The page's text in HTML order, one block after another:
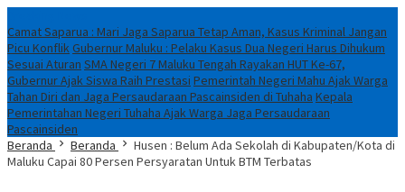
Camat Saparua : Mari Jaga Saparua Tetap Aman, Kasus Kriminal Jangan
Picu KonflikGubernur Maluku : Pelaku Kasus Dua Negeri Harus Dihukum
Sesuai Aturan SMA Negeri 7 Maluku Tengah Rayakan HUT Ke-67,
Gubernur Ajak Siswa Raih Prestasi Pemerintah Negeri Mahu Ajak Warga
Tahan Diri dan Jaga Persaudaraan Pascainsiden di Tuhaha Kepala
Pemerintahan Negeri Tuhaha Ajak Warga Jaga Persaudaraan
Pascainsiden
Beranda
Beranda
Husen : Belum Ada Sekolah di Kabupaten/Kota di
Maluku Capai 80 Persen Persyaratan Untuk BTM Terbatas